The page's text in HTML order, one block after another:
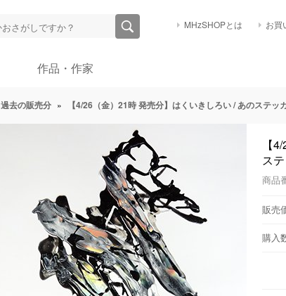
MHzSHOPとは お買
作品・作家
過去の販売分 » 【4/26（金）21時 発売分】はくいきしろい / あのステッ
【
ス
商品
販売
購入